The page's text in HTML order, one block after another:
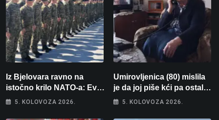
Iz Bjelovara ravno na
istočno krilo NATO-a: Evo
kamo odlazi 82 hrvatska
5. KOLOVOZA 2026.
Umirovljenica (80) mislila
je da joj piše kći pa ostala
bez 1000 eura
5. KOLOVOZA 2026.